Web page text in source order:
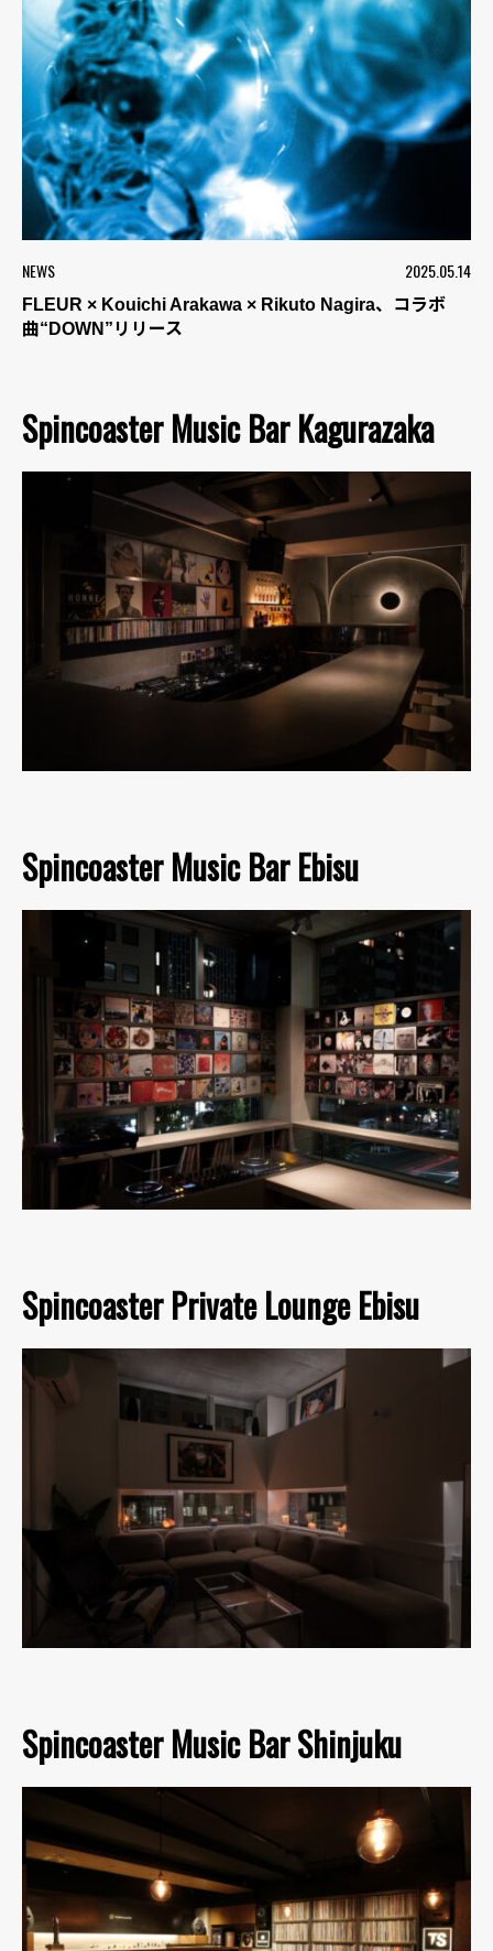
NEWS 2025.05.14
FLEUR × Kouichi Arakawa × Rikuto Nagira、コラボ
曲“DOWN”リリース
Spincoaster Music Bar Kagurazaka
Spincoaster Music Bar Ebisu
Spincoaster Private Lounge Ebisu
Spincoaster Music Bar Shinjuku